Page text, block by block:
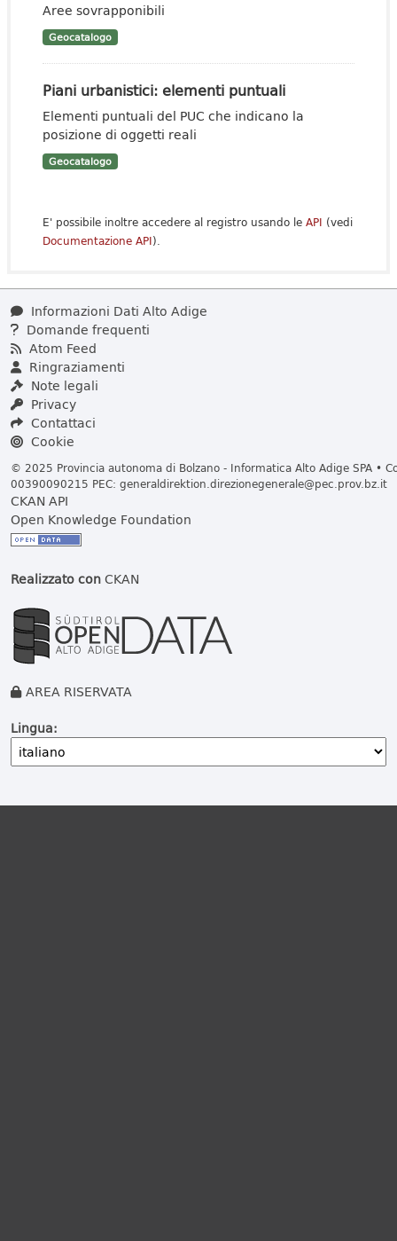
Aree sovrapponibili
Geocatalogo
Piani urbanistici: elementi puntuali
Elementi puntuali del PUC che indicano la
posizione di oggetti reali
Geocatalogo
E' possibile inoltre accedere al registro usando le API (vedi
Documentazione API).
Informazioni Dati Alto Adige
Domande frequenti
Atom Feed
Ringraziamenti
Note legali
Privacy
Contattaci
Cookie
© 2025 Provincia autonoma di Bolzano - Informatica Alto Adige SPA •
00390090215 PEC: generaldirektion.direzionegenerale@pec.prov.bz.it
CKAN API
Open Knowledge Foundation
Realizzato conCKAN
AREA RISERVATA
Lingua